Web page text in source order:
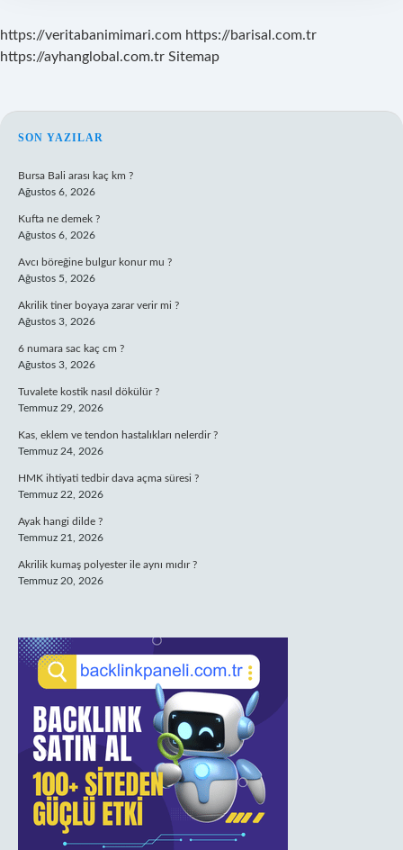
https://veritabanimimari.com https://barisal.com.tr
https://ayhanglobal.com.tr Sitemap
SIDEBAR
SON YAZILAR
Bursa Bali arası kaç km ?
Ağustos 6, 2026
Kufta ne demek ?
Ağustos 6, 2026
Avcı böreğine bulgur konur mu ?
Ağustos 5, 2026
Akrilik tiner boyaya zarar verir mi ?
Ağustos 3, 2026
6 numara sac kaç cm ?
Ağustos 3, 2026
Tuvalete kostik nasıl dökülür ?
Temmuz 29, 2026
Kas, eklem ve tendon hastalıkları nelerdir ?
Temmuz 24, 2026
HMK ihtiyati tedbir dava açma süresi ?
Temmuz 22, 2026
Ayak hangi dilde ?
Temmuz 21, 2026
Akrilik kumaş polyester ile aynı mıdır ?
Temmuz 20, 2026